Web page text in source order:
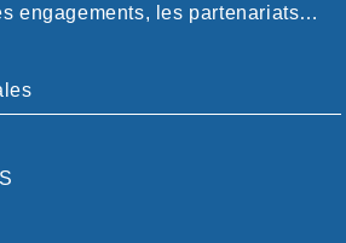
engagements, les partenariats…